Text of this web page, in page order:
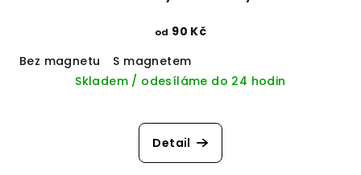
od 90 Kč
Bez magnetu
S magnetem
Skladem / odesíláme do 24 hodin
Detail